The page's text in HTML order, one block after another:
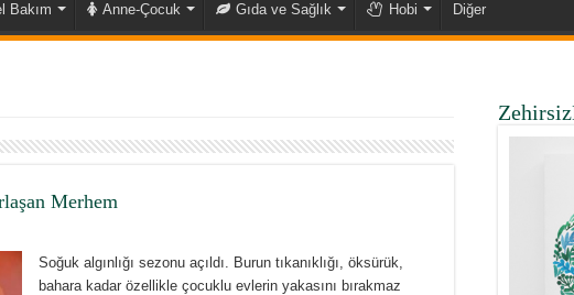
Bakım Anne-Çocuk Gıda ve Sağlık Hobi Diğer
Merhem
Soğuk algınlığı sezonu açıldı. Burun tıkanıklığı, öksürük,
bahara kadar özellikle çocuklu evlerin yakasını bırakmaz